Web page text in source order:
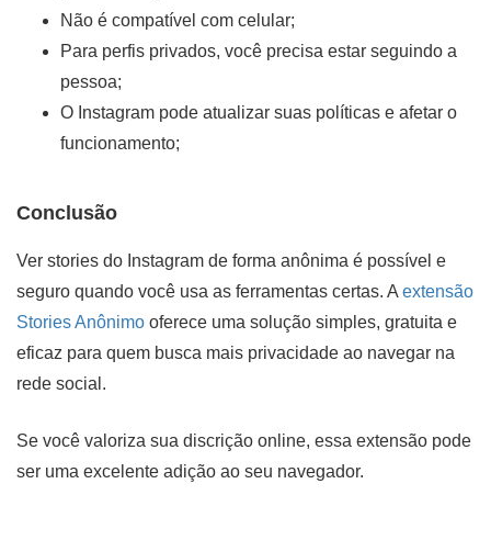
Não é compatível com celular;
Para perfis privados, você precisa estar seguindo a
pessoa;
O Instagram pode atualizar suas políticas e afetar o
funcionamento;
Conclusão
Ver stories do Instagram de forma anônima é possível e
seguro quando você usa as ferramentas certas. A extensão
Stories Anônimo oferece uma solução simples, gratuita e
eficaz para quem busca mais privacidade ao navegar na
rede social.
Se você valoriza sua discrição online, essa extensão pode
ser uma excelente adição ao seu navegador.